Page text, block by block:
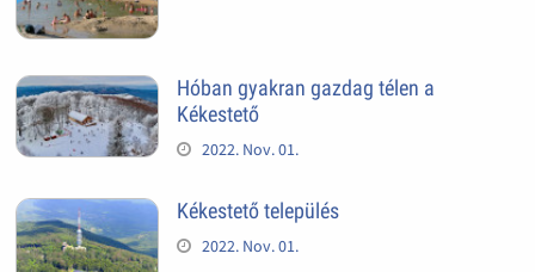
Hóban gyakran gazdag télen a
Kékestető
2022. Nov. 01.
Kékestető település
2022. Nov. 01.